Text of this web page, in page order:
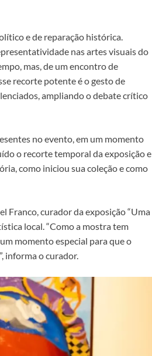
e de reparação histórica.
nas artes visuais do
mas, de um encontro de
recorte potente é o gesto de
ampliando o debate crítico
no evento, em um momento
o recorte temporal da exposição e
como iniciou sua coleção e como
Franco, curador da exposição “Uma
local. “Como a mostra tem
momento especial para que o
informa o curador.